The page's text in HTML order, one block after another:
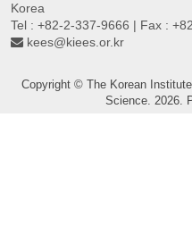
Korea
Tel : +82-2-337-9666 | Fax :
kees@kiees.or.kr
Copyright © The Korean
Science. 2026.